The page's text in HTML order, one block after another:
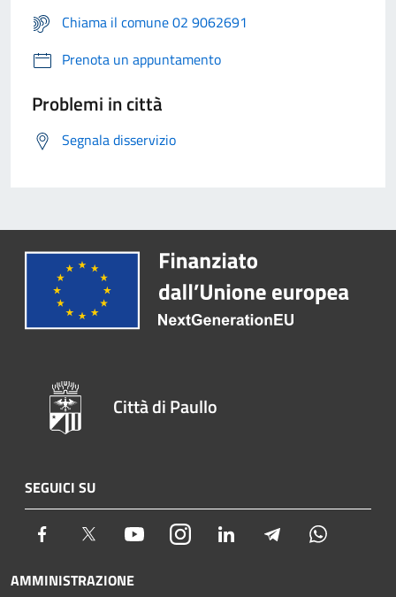
Chiama il comune 02 9062691
Prenota un appuntamento
Problemi in città
Segnala disservizio
Città di Paullo
SEGUICI SU
Facebook Twitter YoutubeInstagram LinkedIn Telegram
AMMINISTRAZIONE